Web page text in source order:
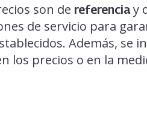
son de referenciay
de servicio para
Además, se
los precios o en la